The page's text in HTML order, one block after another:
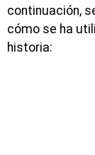
continuación,
cómo se ha
historia: